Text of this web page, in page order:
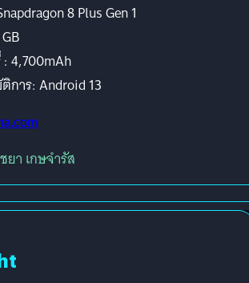
8 Plus Gen 1
4,700mAh
การ: Android 13
า เกษจำรัส